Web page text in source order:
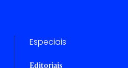
Especiais
Editoriais